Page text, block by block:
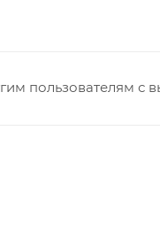
- Потребкооперации
пользователям с